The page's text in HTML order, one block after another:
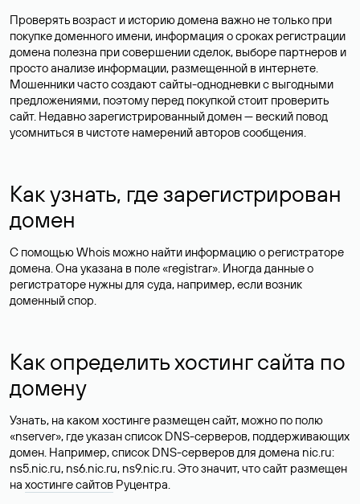
Проверять возраст и историю домена важно не только при
покупке доменного имени, информация о сроках регистрации
домена полезна при совершении сделок, выборе партнеров и
просто анализе информации, размещенной в интернете.
Мошенники часто создают сайты-однодневки с выгодными
предложениями, поэтому перед покупкой стоит проверить
сайт. Недавно зарегистрированный домен — веский повод
усомниться в чистоте намерений авторов сообщения.
Как узнать, где зарегистрирован
домен
С помощью Whois можно найти информацию о регистраторе
домена. Она указана в поле «registrar». Иногда данные о
регистраторе нужны для суда, например, если возник
доменный спор.
Как определить хостинг сайта по
домену
Узнать, на каком хостинге размещен сайт, можно по полю
«nserver», где указан список DNS-серверов, поддерживающих
домен. Например, список DNS-серверов для домена nic.ru:
ns5.nic.ru, ns6.nic.ru, ns9.nic.ru. Это значит, что сайт размещен
на хостинге сайтов Руцентра.